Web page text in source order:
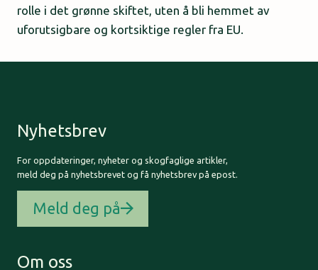
rolle i det grønne skiftet, uten å bli hemmet av
uforutsigbare og kortsiktige regler fra EU.
Nyhetsbrev
For oppdateringer, nyheter og skogfaglige artikler,
meld deg på nyhetsbrevet og få nyhetsbrev på epost.
Meld deg på
Om oss